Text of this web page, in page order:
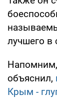
лучшего в
объяснил,
Крым -